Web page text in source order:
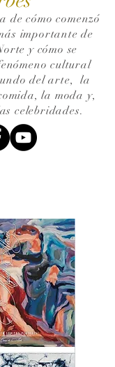
cómo comenzó
importante de
y cómo se
cultural
del arte,la
la moda y,
celebridades.